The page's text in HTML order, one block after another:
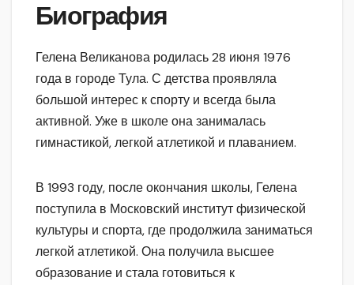
Биография
Гелена Великанова родилась 28 июня 1976
года в городе Тула. С детства проявляла
большой интерес к спорту и всегда была
активной. Уже в школе она занималась
гимнастикой, легкой атлетикой и плаванием.
В 1993 году, после окончания школы, Гелена
поступила в Московский институт физической
культуры и спорта, где продолжила заниматься
легкой атлетикой. Она получила высшее
образование и стала готовиться к